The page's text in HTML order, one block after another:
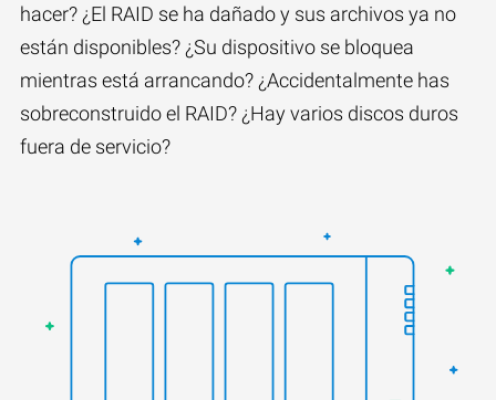
hacer? ¿El RAID se ha dañado y sus archivos ya no
están disponibles? ¿Su dispositivo se bloquea
mientras está arrancando? ¿Accidentalmente has
sobreconstruido el RAID? ¿Hay varios discos duros
fuera de servicio?